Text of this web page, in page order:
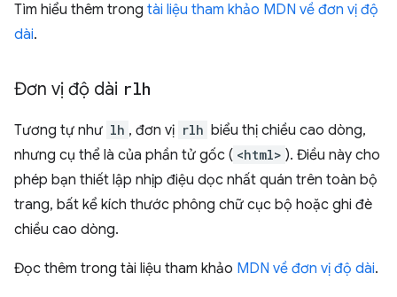
Tìm hiểu thêm trong tài liệu tham khảo MDN về đơn vị độ
dài.
Đơn vị độ dài rlh
Tương tự như lh , đơn vị rlh biểu thị chiều cao dòng,
nhưng cụ thể là của phần tử gốc ( <html> ). Điều này cho
phép bạn thiết lập nhịp điệu dọc nhất quán trên toàn bộ
trang, bất kể kích thước phông chữ cục bộ hoặc ghi đè
chiều cao dòng.
Đọc thêm trong tài liệu tham khảo MDN về đơn vị độ dài.